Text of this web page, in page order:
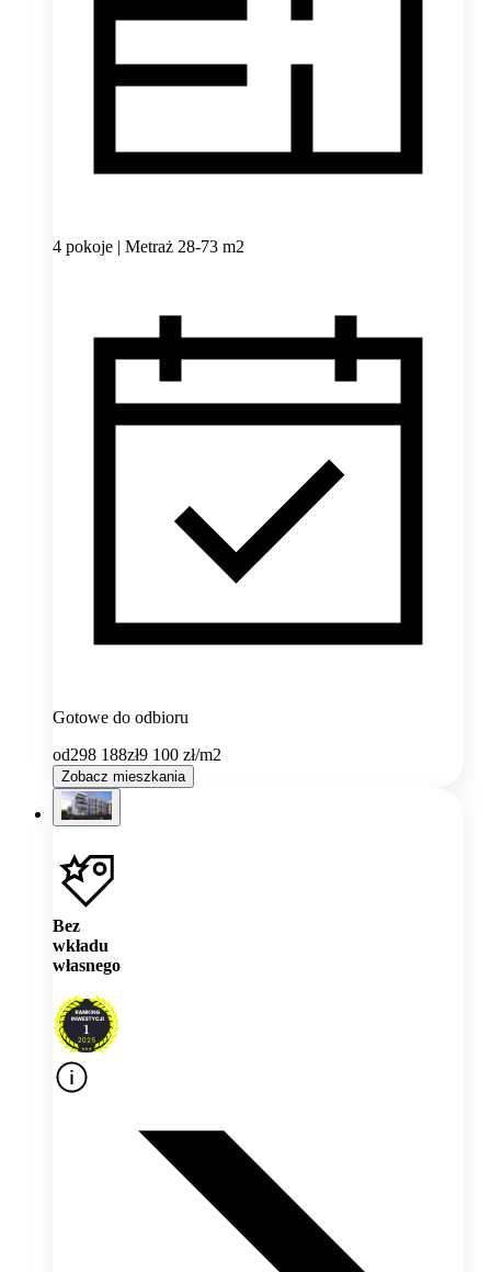
4 pokoje | Metraż 28-73 m2
Gotowe do odbioru
od298 188zł9 100 zł/m2
Zobacz mieszkania
Bez
wkładu
własnego